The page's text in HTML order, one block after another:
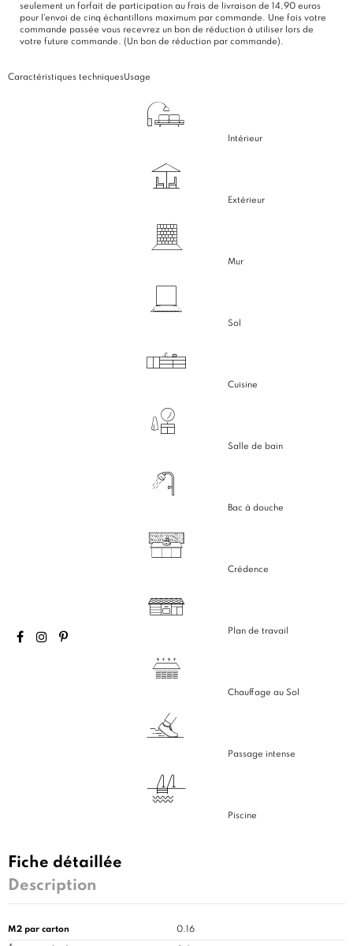
seulement un forfait de participation au frais de livraison de 14,90 euros
pour l'envoi de cinq échantillons maximum par commande. Une fois votre
commande passée vous recevrez un bon de réduction à utiliser lors de
votre future commande. (Un bon de réduction par commande).
Caractéristiques techniquesUsage
Intérieur
Extérieur
Mur
Sol
Cuisine
Salle de bain
Bac à douche
Crédence
Plan de travail
Chauffage au Sol
Passage intense
Piscine
Fiche détaillée
Description
M2 par carton 0.16